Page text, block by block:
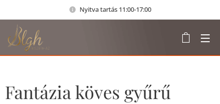
Nyitva tartás 11:00-17:00
Fantázia köves gyűrű